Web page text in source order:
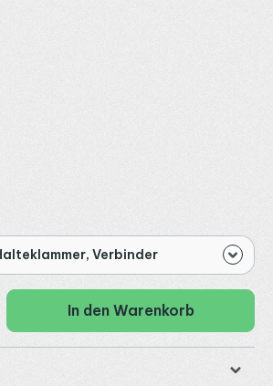
Verbinder
gewünschten Wert
In den Warenkorb